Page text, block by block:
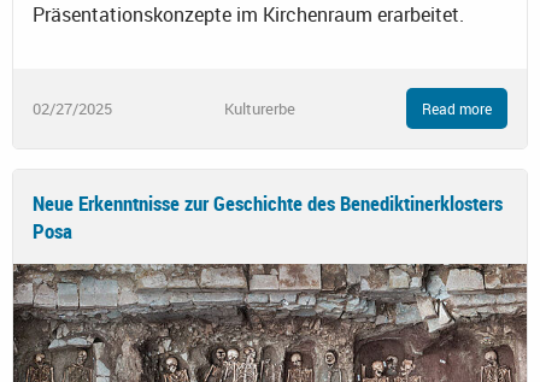
Präsentationskonzepte im Kirchenraum erarbeitet.
02/27/2025 Kulturerbe Read more
Neue Erkenntnisse zur Geschichte des Benediktinerklosters
Posa